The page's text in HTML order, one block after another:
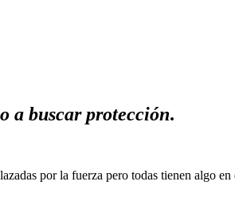
a buscar protección.
por la fuerza pero todas tienen algo